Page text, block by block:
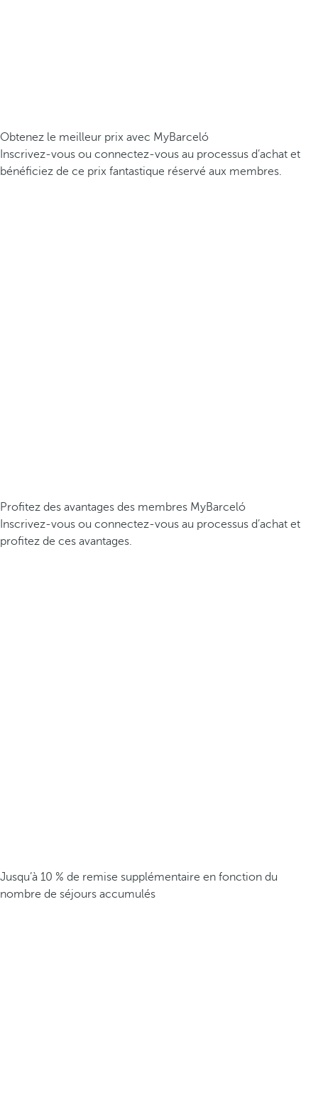
Obtenez le meilleur prix avec MyBarceló
Inscrivez-vous ou connectez-vous au processus d’achat et
bénéficiez de ce prix fantastique réservé aux membres.
Profitez des avantages des membres MyBarceló
Inscrivez-vous ou connectez-vous au processus d’achat et
profitez de ces avantages.
Jusqu’à 10 % de remise supplémentaire en fonction du
nombre de séjours accumulés